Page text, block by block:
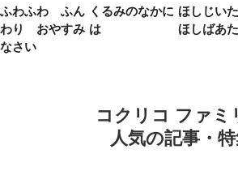
ふわふわ ふん
わり おやすみ
なさい
くるみのなかに
は
ほしじい
ほしばあ
コクリコ ファミ
人気の記事・